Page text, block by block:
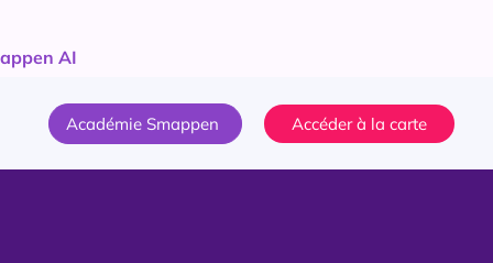
AI
Académie Smappen Accéder à la carte